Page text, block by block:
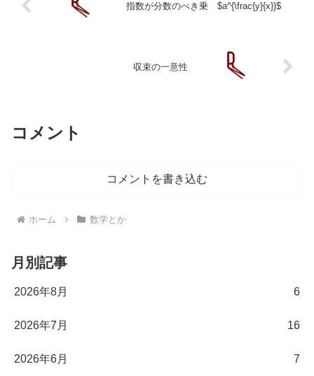
指数が分数のべき乗 $a^{\frac{y}{x}}$
収束の一意性
コメント
コメントを書き込む
ホーム 数学とか
月別記事
2026年8月 6
2026年7月 16
2026年6月 7